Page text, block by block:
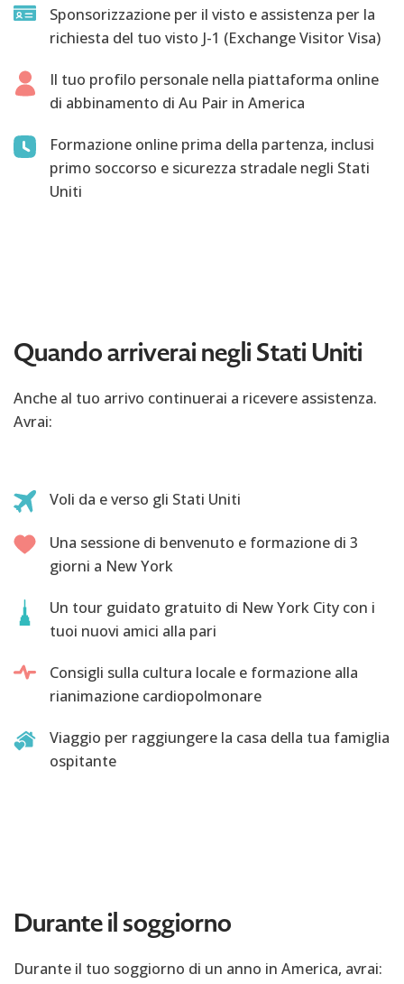
Sponsorizzazione per il visto e assistenza per la
richiesta del tuo visto J-1 (Exchange Visitor Visa)
Il tuo profilo personale nella piattaforma online
di abbinamento di Au Pair in America
Formazione online prima della partenza, inclusi
primo soccorso e sicurezza stradale negli Stati
Uniti
Quando arriverai negli Stati Uniti
Anche al tuo arrivo continuerai a ricevere assistenza.
Avrai:
Voli da e verso gli Stati Uniti
Una sessione di benvenuto e formazione di 3
giorni a New York
Un tour guidato gratuito di New York City con i
tuoi nuovi amici alla pari
Consigli sulla cultura locale e formazione alla
rianimazione cardiopolmonare
Viaggio per raggiungere la casa della tua famiglia
ospitante
Durante il soggiorno
Durante il tuo soggiorno di un anno in America, avrai: